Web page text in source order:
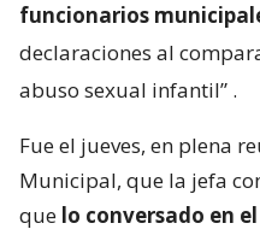
funcionarios
declaraciones al
abuso sexual infantil” .
Fue el jueves, en plena
Municipal, que la jefa
que lo conversado en